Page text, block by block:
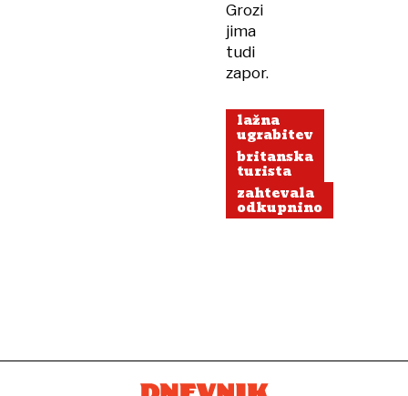
Grozi
jima
tudi
zapor.
lažna
ugrabitev
britanska
turista
zahtevala
odkupnino